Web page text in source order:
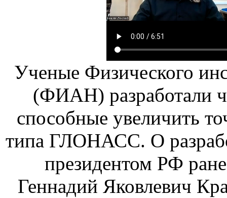
Ученые Физического
(ФИАН) разработали
способные увеличить
типа ГЛОНАСС. О
президентом РФ
Геннадий Яковлевич